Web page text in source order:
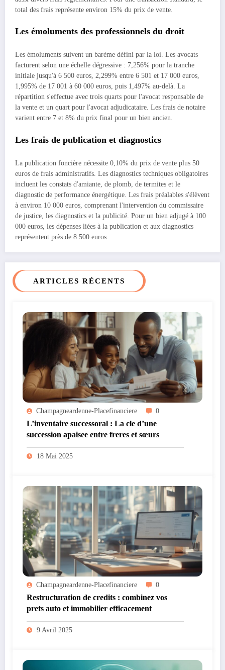
total des frais représente environ 15% du prix de vente.
Les émoluments des professionnels du droit
Les émoluments suivent un barème défini par la loi. Les avocats
facturent selon une échelle dégressive : 7,256% pour la tranche
initiale jusqu'à 6 500 euros, 2,299% entre 6 501 et 17 000 euros,
1,995% de 17 001 à 60 000 euros, puis 1,497% au-delà. La
répartition s'effectue avec trois quarts pour l'avocat responsable de
la vente et un quart pour l'avocat adjudicataire. Les frais de notaire
varient entre 7 et 8% du prix final pour un bien ancien.
Les frais de publication et diagnostics
La publication foncière nécessite 0,10% du prix de vente plus 50
euros de frais administratifs. Les diagnostics techniques obligatoires
incluent les constats d'amiante, de plomb, de termites et le
diagnostic de performance énergétique. Les frais préalables s'élèvent
à environ 10 000 euros, comprenant l'intervention du commissaire
de justice, les diagnostics et la publicité. Pour un bien adjugé à 100
000 euros, les dépenses liées à la publication et aux diagnostics
représentent près de 8 500 euros.
ARTICLES RÉCENTS
Champagneardenne-Placefinanciere 0
L’inventaire successoral : La cle d’une
succession apaisee entre freres et sœurs
18 Mai 2025
Champagneardenne-Placefinanciere 0
Restructuration de credits : combinez vos
prets auto et immobilier efficacement
9 Avril 2025